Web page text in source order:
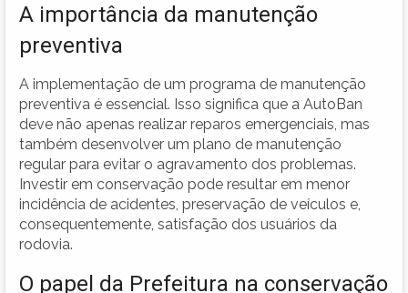
A importância da manutenção
preventiva
A implementação de um programa de manutenção
preventiva é essencial. Isso significa que a AutoBan
deve não apenas realizar reparos emergenciais, mas
também desenvolver um plano de manutenção
regular para evitar o agravamento dos problemas.
Investir em conservação pode resultar em menor
incidência de acidentes, preservação de veículos e,
consequentemente, satisfação dos usuários da
rodovia.
O papel da Prefeitura na conservação